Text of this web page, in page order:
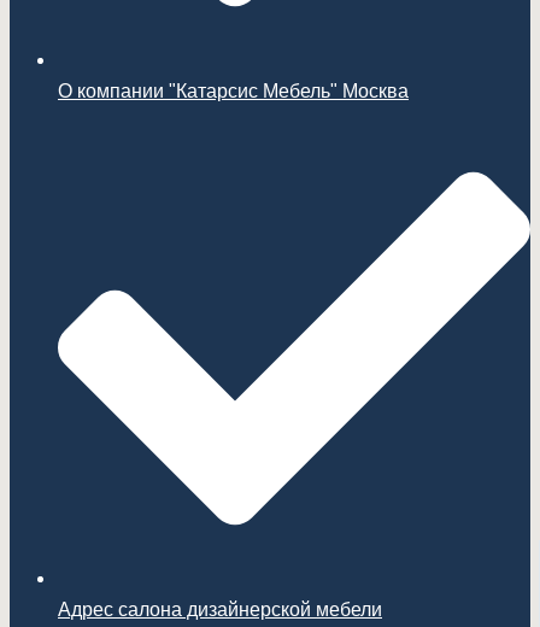
О компании "Катарсис Мебель" Москва
Адрес салона дизайнерской мебели